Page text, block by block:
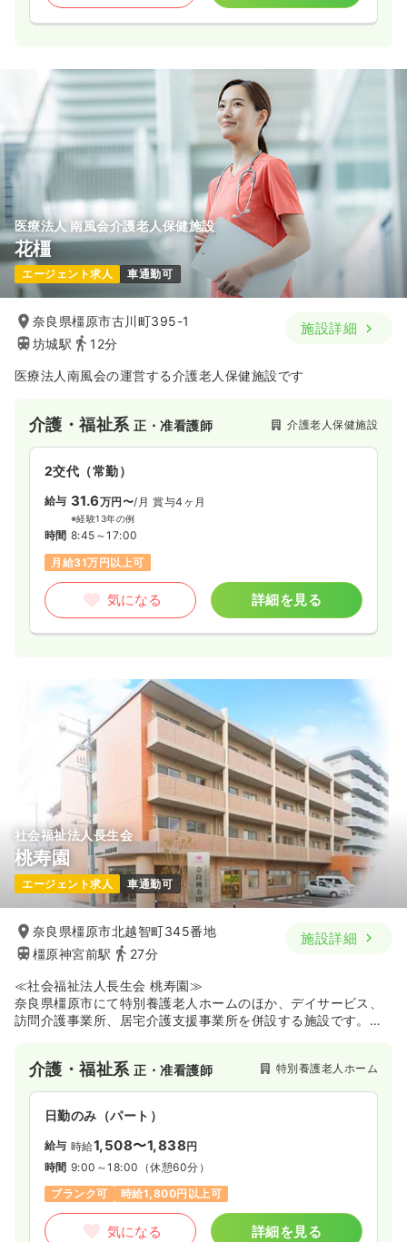
医療法人 南風会介護老人保健施設
花橿
エージェント求人 車通勤可
奈良県橿原市古川町395-1
坊城駅
12分
施設詳細
医療法人南風会の運営する介護老人保健施設です
介護・福祉系正・准看護師 介護老人保健施設
2交代（常勤）
給与 31.6万円〜/月 賞与4ヶ月
※経験13年の例
時間 8:45～17:00
月給31万円以上可
気になる 詳細を見る
社会福祉法人長生会
桃寿園
エージェント求人 車通勤可
奈良県橿原市北越智町345番地
橿原神宮前駅
27分
施設詳細
≪社会福祉法人長生会 桃寿園≫
奈良県橿原市にて特別養護老人ホームのほか、デイサービス、
訪問介護事業所、居宅介護支援事業所を併設する施設です。利
ビスを提供する者との密接な連携に努めています。ご自宅のよ
うな落ち着いた環境での共同生活や、家事を生活リハビリとし
て取り入れた日常支援を行っており、他職種と連携しながら利
用者の立場に立った専門的なケアを実践したい人にオススメの
施設です。
介護・福祉系正・准看護師 特別養護老人ホーム
日勤のみ（パート）
給与 時給1,508〜1,838円
時間 9:00～18:00 （休憩60分）
ブランク可
時給1,800円以上可
気になる 詳細を見る